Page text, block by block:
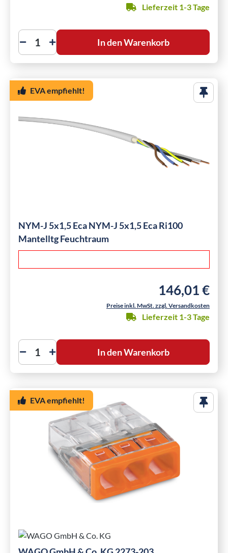
Lieferzeit 1-3 Tage
In den Warenkorb
EVA empfiehlt!
NYM-J 5x1,5 Eca NYM-J 5x1,5 Eca Ri100
Mantelltg Feuchtraum
Regulärer Preis:
146,01 €
Preise inkl. MwSt. zzgl. Versandkosten
Lieferzeit 1-3 Tage
In den Warenkorb
EVA empfiehlt!